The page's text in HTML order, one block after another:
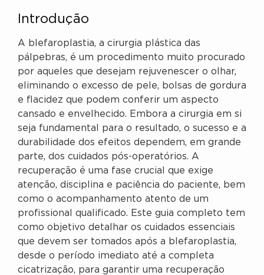
Introdução
A blefaroplastia, a cirurgia plástica das
pálpebras, é um procedimento muito procurado
por aqueles que desejam rejuvenescer o olhar,
eliminando o excesso de pele, bolsas de gordura
e flacidez que podem conferir um aspecto
cansado e envelhecido. Embora a cirurgia em si
seja fundamental para o resultado, o sucesso e a
durabilidade dos efeitos dependem, em grande
parte, dos cuidados pós-operatórios. A
recuperação é uma fase crucial que exige
atenção, disciplina e paciência do paciente, bem
como o acompanhamento atento de um
profissional qualificado. Este guia completo tem
como objetivo detalhar os cuidados essenciais
que devem ser tomados após a blefaroplastia,
desde o período imediato até a completa
cicatrização, para garantir uma recuperação